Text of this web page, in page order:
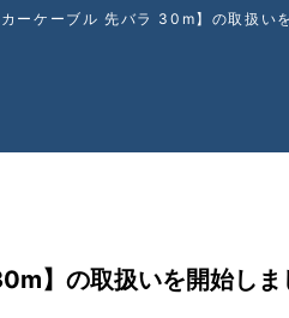
カーケーブル 先バラ 30m】の取扱い
】の取扱いを開始しま